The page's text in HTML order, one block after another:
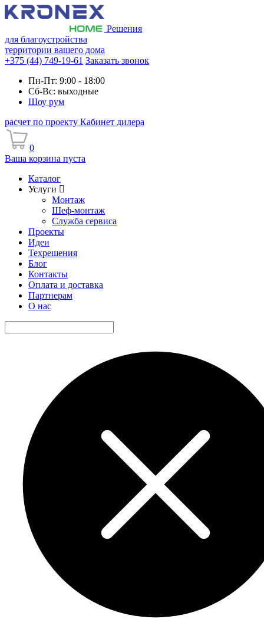
Решения
для благоустройства
территории вашего дома
+375 (44) 749-19-61 Заказать звонок
Пн-Пт: 9:00 - 18:00
Сб-Вс: выходные
Шоу рум
расчет по проекту Кабинет дилера
0
Ваша корзина пуста
Каталог
Услуги
Монтаж
Шеф-монтаж
Служба сервиса
Проекты
Идеи
Техрешения
Блог
Контакты
Оплата и доставка
Партнерам
О нас